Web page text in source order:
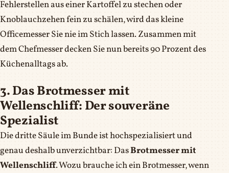
Fehlerstellen aus einer Kartoffel zu stechen oder
Knoblauchzehen fein zu schälen, wird das kleine
Officemesser Sie nie im Stich lassen. Zusammen mit
dem Chefmesser decken Sie nun bereits 90 Prozent des
Küchenalltags ab.
3. Das Brotmesser mit
Wellenschliff: Der souveräne
Spezialist
Die dritte Säule im Bunde ist hochspezialisiert und
genau deshalb unverzichtbar: DasBrotmesser mit
Wellenschliff. Wozu brauche ich ein Brotmesser, wenn